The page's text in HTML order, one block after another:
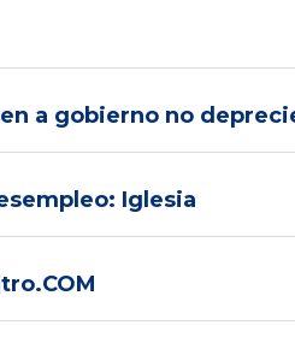
a gobierno no
Iglesia